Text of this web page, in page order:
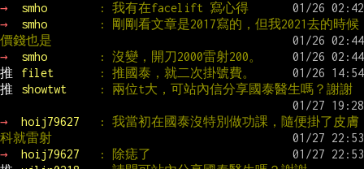
→
smho
: 我有在facelift 寫心得
→
smho
: 剛剛看文章是2017寫的，但我2021去的時候
價錢也是
→
smho
: 沒變，開刀2000雷射200。
推
filet
: 推國泰，就二次掛號費。
推
showtwt : 兩位t大，可站內信分享國泰醫生嗎？謝謝
→ hoij79627
: 我當初在國泰沒特別做功課，隨便掛了皮膚
科就雷射
→
hoij79627
: 除痣了